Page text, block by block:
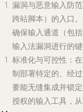
漏洞与恶意输入防范
跨站脚本）的入口
确保输入通道（包
输入法漏洞进行的
标准化与可控性 ：
制部署特定的、经
要能无缝集成并锁
授权的输入工具，